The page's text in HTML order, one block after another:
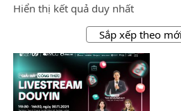
Hiển thị kết quả duy nhất